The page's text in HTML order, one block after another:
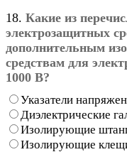
18. Какие из
электрозащитных
дополнительным
средствам для
1000 В?
Указатели
Диэлектрические
Изолирующие
Изолирующие